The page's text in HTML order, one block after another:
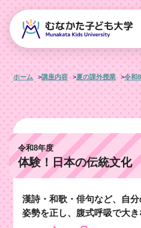
ホーム 講座内容 夏の課外授業 令和
令和8年度
体験！日本の伝統文
漢詩・和歌・俳句など、自分
姿勢を正し、腹式呼吸で大き